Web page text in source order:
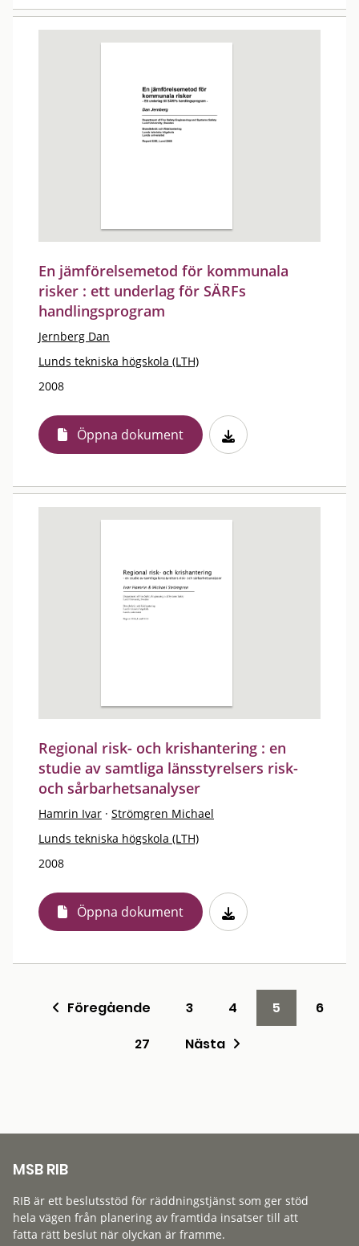
En jämförelsemetod för kommunala
risker : ett underlag för SÄRFs
handlingsprogram
Jernberg Dan
Lunds tekniska högskola (LTH)
2008
Öppna dokument
Regional risk- och krishantering : en
studie av samtliga länsstyrelsers risk-
och sårbarhetsanalyser
Hamrin Ivar · Strömgren Michael
Lunds tekniska högskola (LTH)
2008
Öppna dokument
Föregående 3 4 5
6
27
Nästa
MSB RIB
RIB är ett beslutsstöd för räddningstjänst som ger stöd
hela vägen från planering av framtida insatser till att
fatta rätt beslut när olyckan är framme.